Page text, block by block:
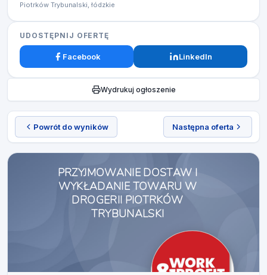
Powrót do wyników Następna oferta
PRZYJMOWANIE DOSTAW I
WYKŁADANIE TOWARU W
DROGERII PIOTRKÓW
TRYBUNALSKI
Piotrków Trybunalski, łódzkie
UDOSTĘPNIJ OFERTĘ
Facebook LinkedIn
Wydrukuj ogłoszenie